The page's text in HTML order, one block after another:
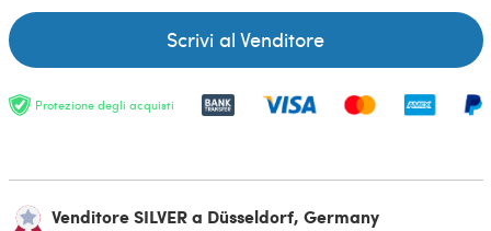
Scrivi al Venditore
Protezione degli acquisti
Venditore SILVER a Düsseldorf, Germany